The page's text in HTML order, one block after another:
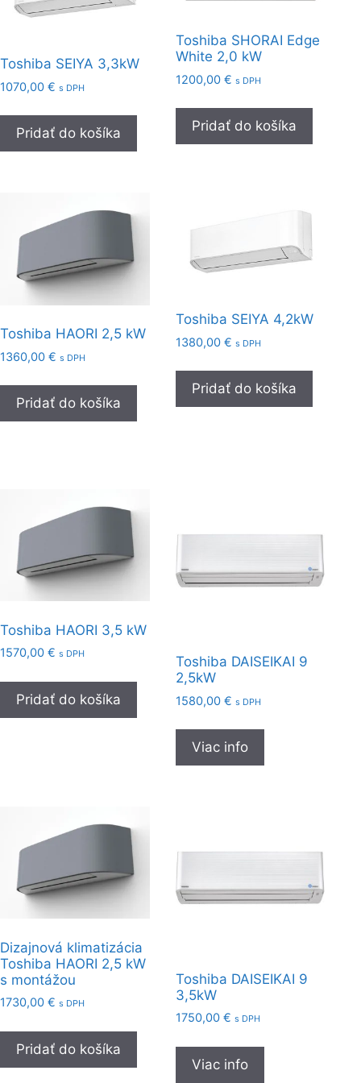
Toshiba SEIYA 3,3kW
1070,00 € s DPH
Pridať do košíka
Toshiba SHORAI Edge
White 2,0 kW
1200,00€ s DPH
Pridať do košíka
Toshiba HAORI 2,5 kW
1360,00 € s DPH
Pridať do košíka
Toshiba SEIYA 4,2kW
1380,00€ s DPH
Pridať do košíka
Toshiba HAORI 3,5 kW
1570,00 € s DPH
Pridať do košíka
Toshiba DAISEIKAI 9
2,5kW
1580,00€ s DPH
Viac info
Dizajnová klimatizácia
Toshiba HAORI 2,5 kW
s montážou
1730,00 € s DPH
Pridať do košíka
Toshiba DAISEIKAI 9
3,5kW
1750,00€ s DPH
Viac info